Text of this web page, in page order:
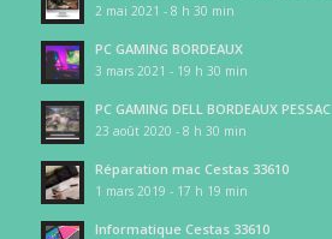
2 mai 2021 - 8 h 30 min
PC GAMING BORDEAUX
3 mars 2021 - 19 h 30 min
PC GAMING DELL BORDEAUX PESSAC
23 août 2020 - 8 h 30 min
Réparation mac Cestas 33610
1 mars 2019 - 17 h 19 min
Informatique Cestas 33610